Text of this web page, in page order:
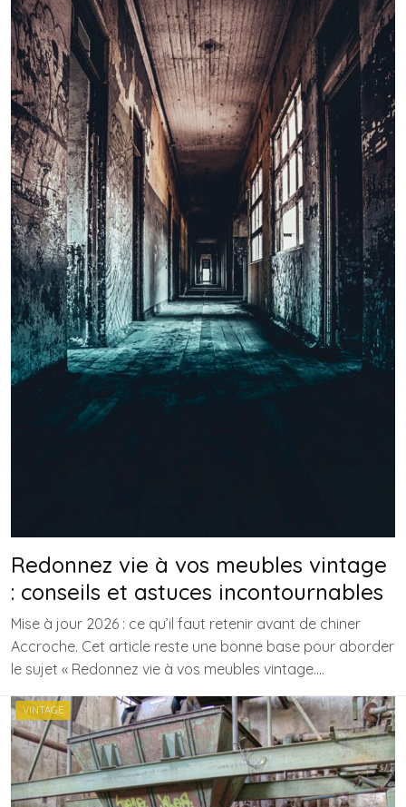
Redonnez vie à vos meubles vintage
: conseils et astuces incontournables
Mise à jour 2026 : ce qu’il faut retenir avant de chiner
Accroche. Cet article reste une bonne base pour aborder
le sujet « Redonnez vie à vos meubles vintage….
VINTAGE